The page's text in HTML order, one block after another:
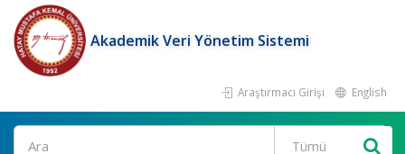
Akademik Veri Yönetim Sistemi
Araştırmacı Girişi English
Ara